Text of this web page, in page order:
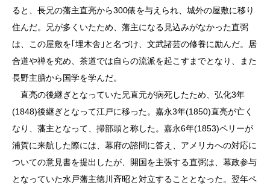
ると、長兄の藩主直亮から300俵を与えられ、城外の屋敷に移り
住んだ。兄が多くいたため、藩主になる見込みがなかった直弼
は、この屋敷を｢埋木舎｣と名づけ、文武諸芸の修養に励んだ。居
合道や禅を究め、茶道では自らの流派を起こすまでとなり、また
長野主膳から国学を学んだ。
直亮の後継ぎとなっていた兄直元が病死したため、弘化3年
(1848)後継ぎとなって江戸に移った。嘉永3年(1850)直亮が亡く
なり、藩主となって、掃部頭と称した。嘉永6年(1853)ペリーが
浦賀に来航した際には、幕府の諮問に答え、アメリカへの対応に
ついての意見書を提出したが、開国を主張する直弼は、幕政参与
となっていた水戸藩主徳川斉昭と対立することとなった。翌年ペ